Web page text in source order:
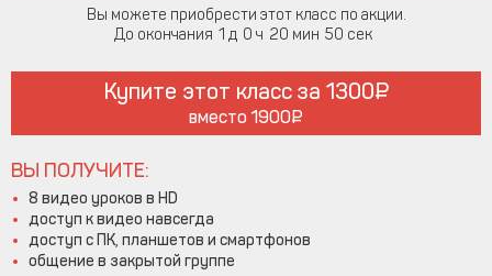
Вы можете приобрести этот класс по акции.
До окончания 1 0 20 49
Купите этот класс за 1300
вместо 1900
ВЫ ПОЛУЧИТЕ:
8 видео уроков в HD
доступ к видео навсегда
доступ с ПК, планшетов и смартфонов
общение в закрытой группе